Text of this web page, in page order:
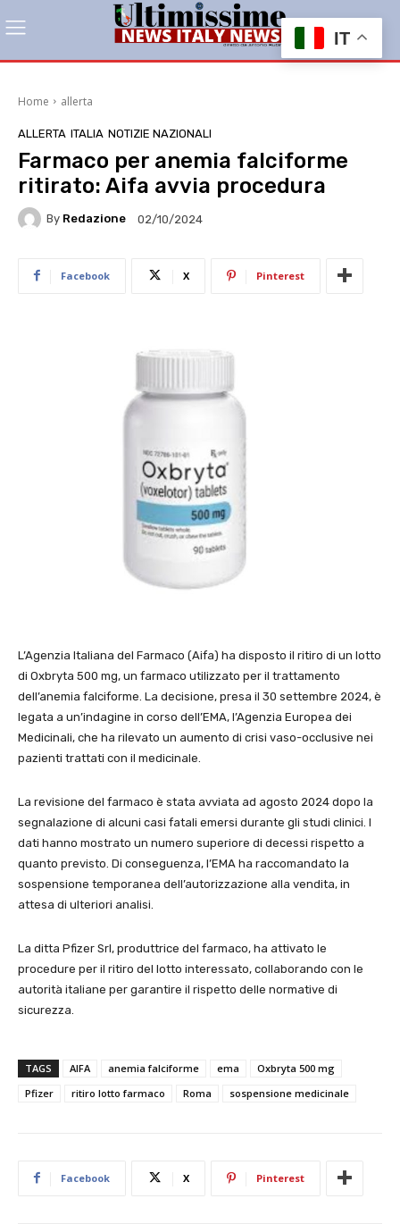
Home allerta
ALLERTA ITALIA NOTIZIE NAZIONALI
Farmaco per anemia falciforme
ritirato: Aifa avvia procedura
By Redazione 02/10/2024
Facebook X Pinterest
L’Agenzia Italiana del Farmaco (Aifa) ha disposto il ritiro di un lotto
di Oxbryta 500 mg, un farmaco utilizzato per il trattamento
dell’anemia falciforme. La decisione, presa il 30 settembre 2024, è
legata a un’indagine in corso dell’EMA, l’Agenzia Europea dei
Medicinali, che ha rilevato un aumento di crisi vaso-occlusive nei
pazienti trattati con il medicinale.
La revisione del farmaco è stata avviata ad agosto 2024 dopo la
segnalazione di alcuni casi fatali emersi durante gli studi clinici. I
dati hanno mostrato un numero superiore di decessi rispetto a
quanto previsto. Di conseguenza, l’EMA ha raccomandato la
sospensione temporanea dell’autorizzazione alla vendita, in
attesa di ulteriori analisi.
La ditta Pfizer Srl, produttrice del farmaco, ha attivato le
procedure per il ritiro del lotto interessato, collaborando con le
autorità italiane per garantire il rispetto delle normative di
sicurezza.
TAGS AIFA anemia falciforme ema
Oxbryta 500 mg
Pfizer
ritiro lotto farmaco Roma sospensione medicinale
Facebook X Pinterest
IT